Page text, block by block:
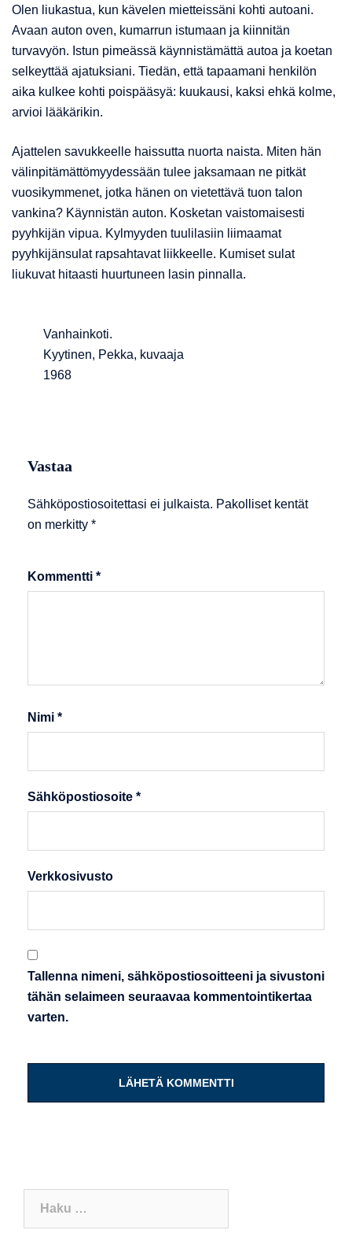
Olen liukastua, kun kävelen mietteissäni kohti autoani.
Avaan auton oven, kumarrun istumaan ja kiinnitän
turvavyön. Istun pimeässä käynnistämättä autoa ja koetan
selkeyttää ajatuksiani. Tiedän, että tapaamani henkilön
aika kulkee kohti poispääsyä: kuukausi, kaksi ehkä kolme,
arvioi lääkärikin.
Ajattelen savukkeelle haissutta nuorta naista. Miten hän
välinpitämättömyydessään tulee jaksamaan ne pitkät
vuosikymmenet, jotka hänen on vietettävä tuon talon
vankina? Käynnistän auton. Kosketan vaistomaisesti
pyyhkijän vipua. Kylmyyden tuulilasiin liimaamat
pyyhkijänsulat rapsahtavat liikkeelle. Kumiset sulat
liukuvat hitaasti huurtuneen lasin pinnalla.
Vanhainkoti.
Kyytinen, Pekka, kuvaaja
1968
Vastaa
Sähköpostiosoitettasi ei julkaista. Pakolliset kentät
on merkitty *
Kommentti *
Nimi *
Sähköpostiosoite *
Verkkosivusto
Tallenna nimeni, sähköpostiosoitteeni ja sivustoni
tähän selaimeen seuraavaa kommentointikertaa
varten.